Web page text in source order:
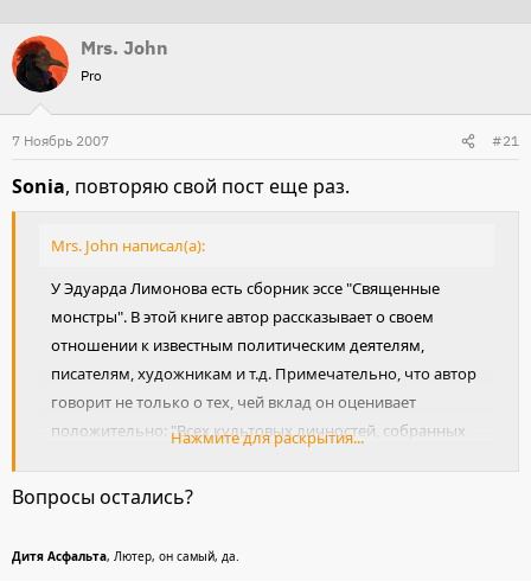
о
р
т
е
ы
а
а
л
Mrs. John
Pro
7 Ноябрь 2007 #21
Sonia, повторяю свой пост еще раз.
Mrs. John написал(а):
У Эдуарда Лимонова есть сборник эссе "Священные
монстры". В этой книге автор рассказывает о своем
отношении к известным политическим деятелям,
писателям, художникам и т.д. Примечательно, что автор
говорит не только о тех, чей вклад он оценивает
положительно: "Всех культовых личностей, собранных
, объединяет не только бешенное
Нажмите для раскрытия...
Вопросы остались?
Дитя Асфальта, Лютер, он самый, да.